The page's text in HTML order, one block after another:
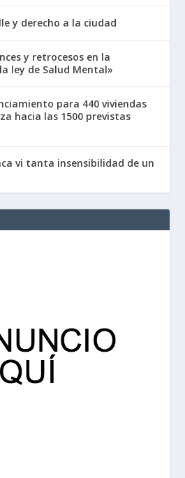
y derecho a la ciudad
y retrocesos en la
ley de Salud Mental»
para 440 viviendas
hacia las 1500 previstas
vi tanta insensibilidad de un